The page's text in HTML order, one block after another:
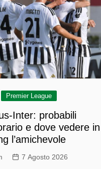
Premier League
Inter: probabili
e dove vedere in
l’amichevole
7 Agosto 2026